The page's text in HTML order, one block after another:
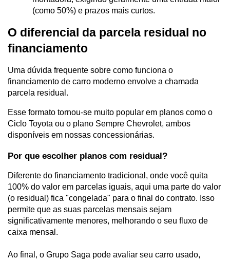
(como 50%) e prazos mais curtos.
O diferencial da parcela residual no
financiamento
Uma dúvida frequente sobre como funciona o
financiamento de carro moderno envolve a chamada
parcela residual.
Esse formato tornou-se muito popular em planos como o
Ciclo Toyota ou o plano Sempre Chevrolet, ambos
disponíveis em nossas concessionárias.
Por que escolher planos com residual?
Diferente do financiamento tradicional, onde você quita
100% do valor em parcelas iguais, aqui uma parte do valor
(o residual) fica "congelada" para o final do contrato. Isso
permite que as suas parcelas mensais sejam
significativamente menores, melhorando o seu fluxo de
caixa mensal.
Ao final, o Grupo Saga pode avaliar seu carro usado,